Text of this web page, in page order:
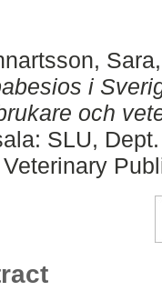
Sara
i
och
SLU,
Veterinary